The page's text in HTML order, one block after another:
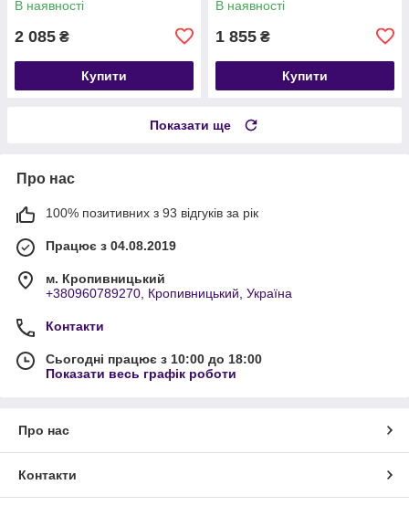
В наявності
2 085 ₴
Купити
В наявності
1 855 ₴
Купити
Показати ще
Про нас
100% позитивних з 93 відгуків за рік
Працює з 04.08.2019
м. Кропивницький
+380960789270, Кропивницький, Україна
Контакти
Сьогодні працює з 10:00 до 18:00
Показати весь графік роботи
Про нас
Контакти